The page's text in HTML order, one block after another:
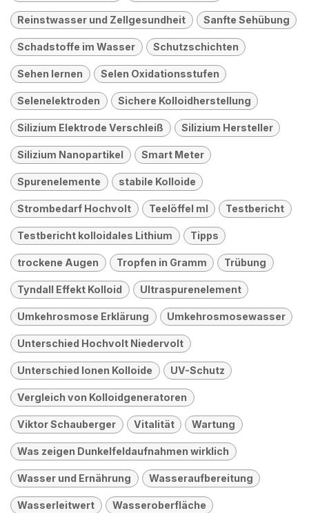
Reinstwasser und Zellgesundheit Sanfte Sehübung
Schadstoffe im Wasser Schutzschichten
Sehen lernen Selen Oxidationsstufen
Selenelektroden Sichere Kolloidherstellung
Silizium Elektrode Verschleiß Silizium Hersteller
Silizium Nanopartikel Smart Meter
Spurenelemente stabile Kolloide
Strombedarf Hochvolt Teelöffel ml Testbericht
Testbericht kolloidales Lithium Tipps
trockene Augen Tropfen in Gramm Trübung
Tyndall Effekt Kolloid Ultraspurenelement
Umkehrosmose Erklärung Umkehrosmosewasser
Unterschied Hochvolt Niedervolt
Unterschied Ionen Kolloide UV-Schutz
Vergleich von Kolloidgeneratoren
Viktor Schauberger Vitalität Wartung
Was zeigen Dunkelfeldaufnahmen wirklich
Wasser und Ernährung Wasseraufbereitung
Wasserleitwert Wasseroberfläche